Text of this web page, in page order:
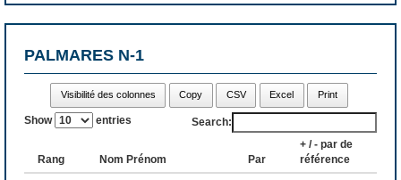
Les places sont limitées :
> Individuel : 135 joueurs
> Équipe : 110 équipes (220 joueurs)
> Nombre de rounds : 1 round
PALMARES N-1
Visibilité des colonnes Copy CSV Excel Print
Show entries Search:
Rang Nom Prénom Par
+ / - par de
référence